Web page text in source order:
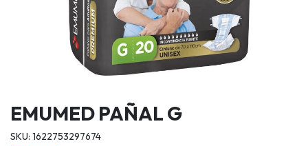
EMUMED PAÑAL G
SKU: 1622753297674